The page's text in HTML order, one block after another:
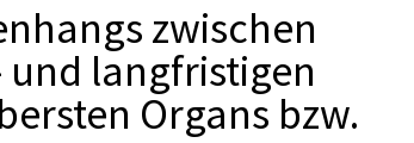
zwischen
langfristigen
Organs bzw.